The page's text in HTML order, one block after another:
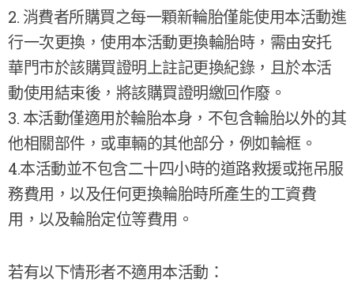
2. 消費者所購買之每一顆新輪胎僅能使用本活動進
行一次更換，使用本活動更換輪胎時，需由安托
華門市於該購買證明上註記更換紀錄，且於本活
動使用結束後，將該購買證明繳回作廢。
3. 本活動僅適用於輪胎本身，不包含輪胎以外的其
他相關部件，或車輛的其他部分，例如輪框。
4.本活動並不包含二十四小時的道路救援或拖吊服
務費用，以及任何更換輪胎時所產生的工資費
用，以及輪胎定位等費用。
若有以下情形者不適用本活動：